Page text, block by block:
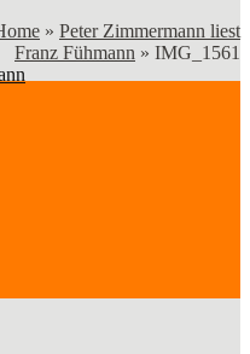
» Peter Zimmermann liest
Franz Fühmann » IMG_1561